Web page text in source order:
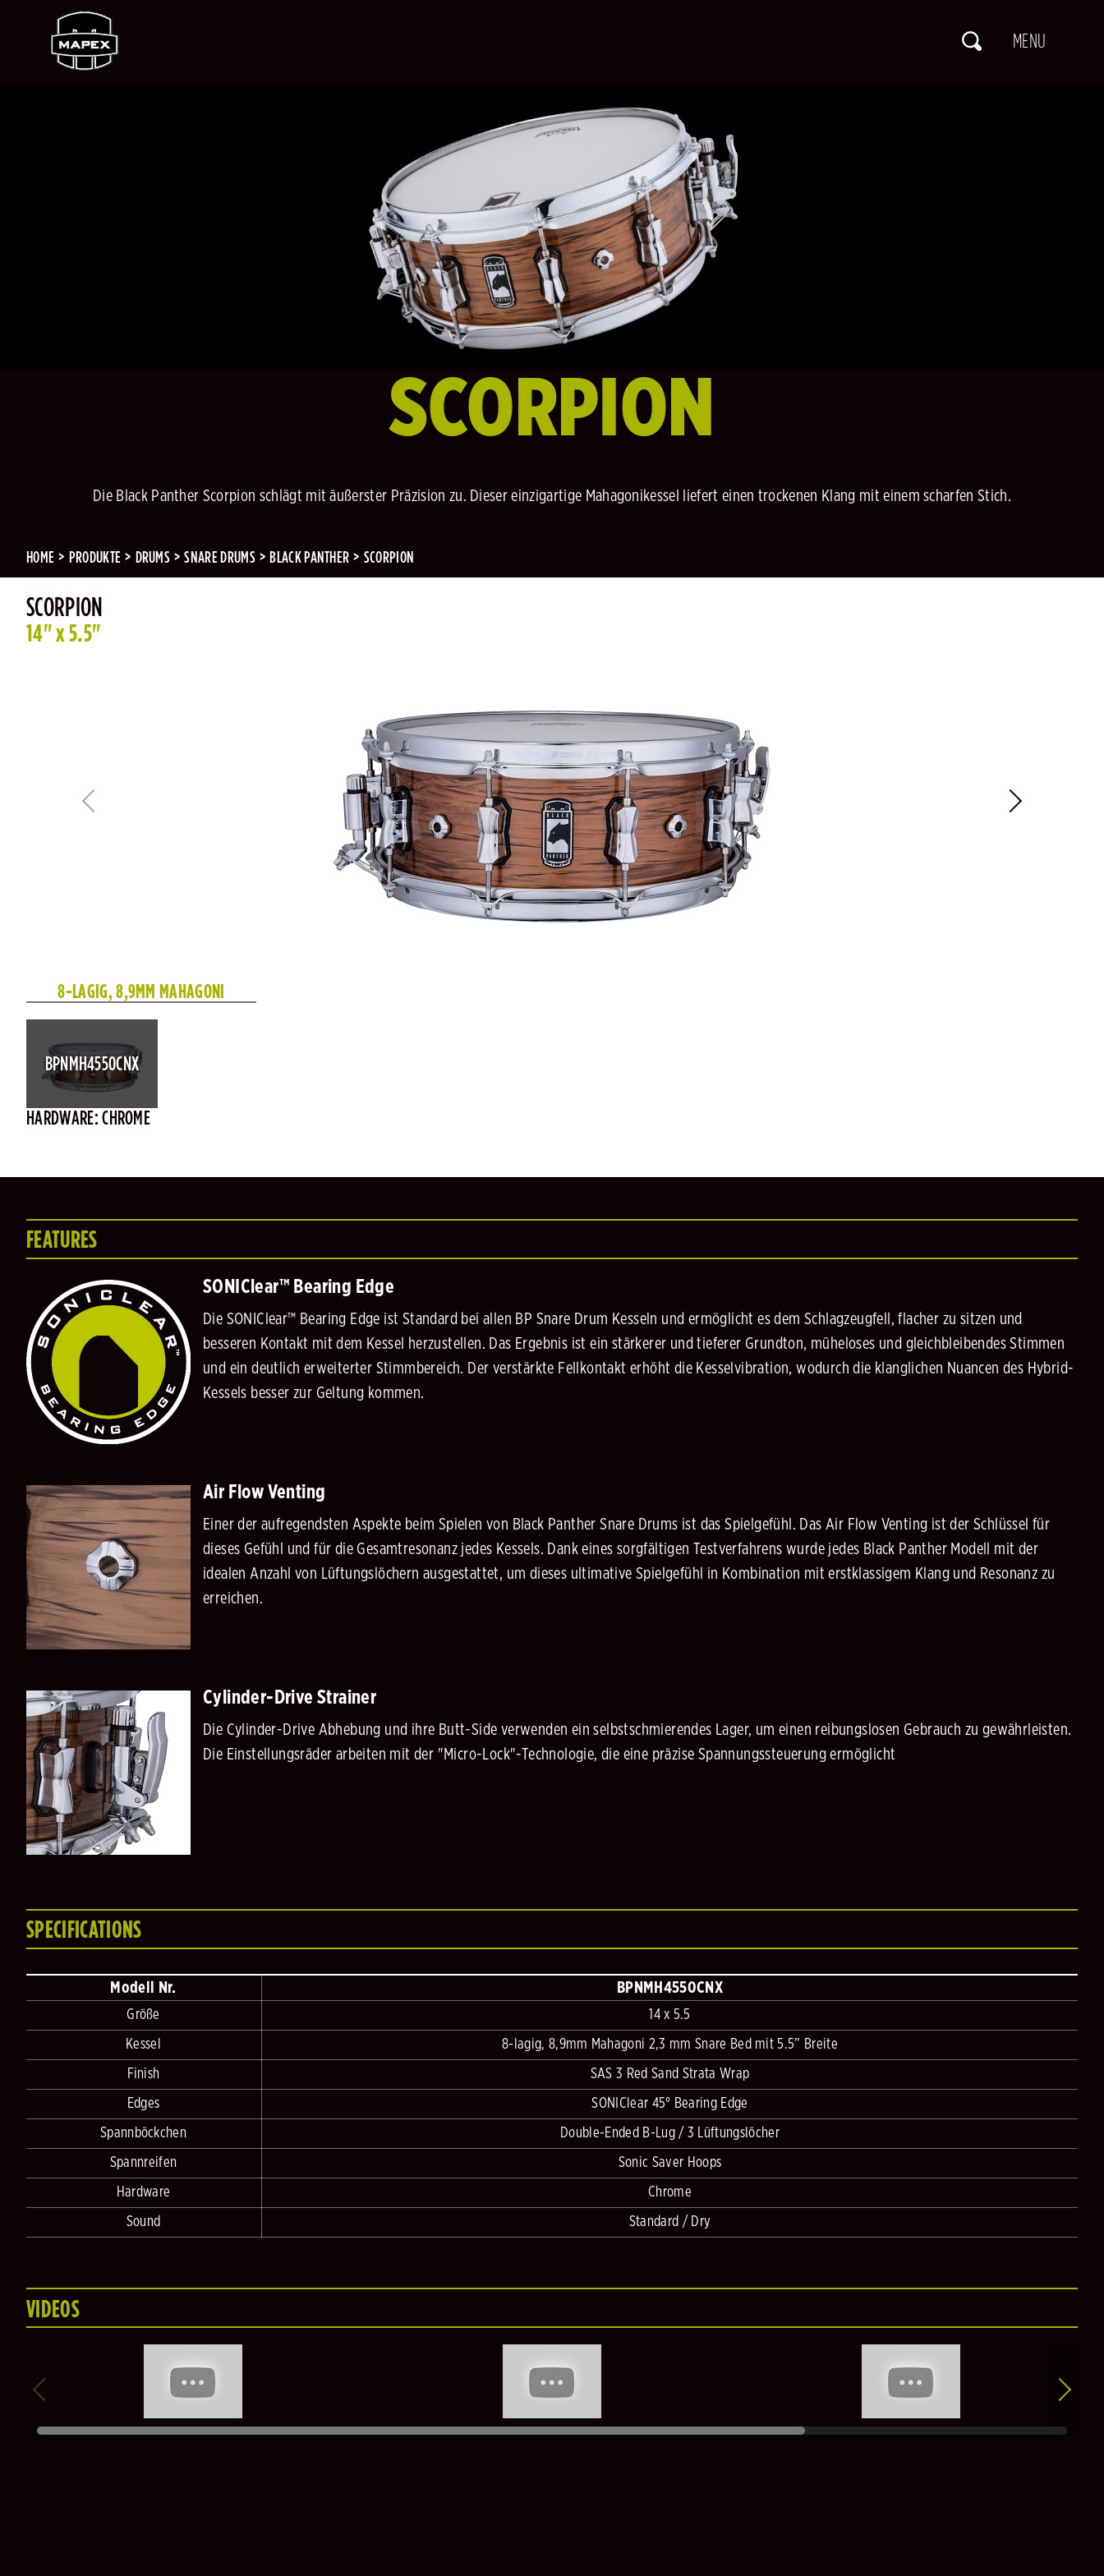
SCORPION
Die Black Panther Scorpion schlägt mit äußerster Präzision zu. Dieser einzigartige Mahagonikessel liefert einen trockenen Klang mit einem scharfen Stich.
HOME PRODUKTE DRUMS SNARE DRUMS BLACK PANTHER SCORPION
SCORPION
14" x 5.5"
8-LAGIG, 8,9MM MAHAGONI
BPNMH4550CNX
HARDWARE: CHROME
FEATURES
SONIClear™ Bearing Edge
Die SONIClear™ Bearing Edge ist Standard bei allen BP Snare Drum Kesseln und ermöglicht es dem Schlagzeugfell, flacher zu sitzen und
besseren Kontakt mit dem Kessel herzustellen. Das Ergebnis ist ein stärkerer und tieferer Grundton, müheloses und gleichbleibendes Stimmen
und ein deutlich erweiterter Stimmbereich. Der verstärkte Fellkontakt erhöht die Kesselvibration, wodurch die klanglichen Nuancen des Hybrid-
Kessels besser zur Geltung kommen.
Air Flow Venting
Einer der aufregendsten Aspekte beim Spielen von Black Panther Snare Drums ist das Spielgefühl. Das Air Flow Venting ist der Schlüssel für
dieses Gefühl und für die Gesamtresonanz jedes Kessels. Dank eines sorgfältigen Testverfahrens wurde jedes Black Panther Modell mit der
idealen Anzahl von Lüftungslöchern ausgestattet, um dieses ultimative Spielgefühl in Kombination mit erstklassigem Klang und Resonanz zu
erreichen.
Cylinder-Drive Strainer
Die Cylinder-Drive Abhebung und ihre Butt-Side verwenden ein selbstschmierendes Lager, um einen reibungslosen Gebrauch zu gewährleisten.
Die Einstellungsräder arbeiten mit der "Micro-Lock"-Technologie, die eine präzise Spannungssteuerung ermöglicht
SPECIFICATIONS
Modell Nr. BPNMH4550CNX
Größe
14 x 5.5
Kessel
8-lagig, 8,9mm Mahagoni 2,3 mm Snare Bed mit 5.5” Breite
Finish
SAS 3 Red Sand Strata Wrap
Edges
SONIClear 45° Bearing Edge
Spannböckchen
Double-Ended B-Lug / 3 Lüftungslöcher
Spannreifen
Sonic Saver Hoops
Hardware
Chrome
Sound
Standard / Dry
VIDEOS